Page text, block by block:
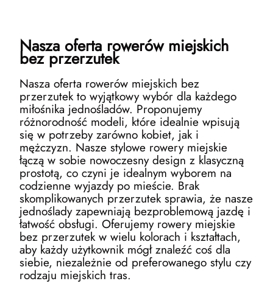
Nasza oferta rowerów miejskich
bez przerzutek
Nasza oferta rowerów miejskich bez
przerzutek to wyjątkowy wybór dla każdego
miłośnika jednośladów. Proponujemy
różnorodność modeli, które idealnie wpisują
się w potrzeby zarówno kobiet, jak i
mężczyzn. Nasze stylowe rowery miejskie
łączą w sobie nowoczesny design z klasyczną
prostotą, co czyni je idealnym wyborem na
codzienne wyjazdy po mieście. Brak
skomplikowanych przerzutek sprawia, że nasze
jednoślady zapewniają bezproblemową jazdę i
łatwość obsługi. Oferujemy rowery miejskie
bez przerzutek w wielu kolorach i kształtach,
aby każdy użytkownik mógł znaleźć coś dla
siebie, niezależnie od preferowanego stylu czy
rodzaju miejskich tras.